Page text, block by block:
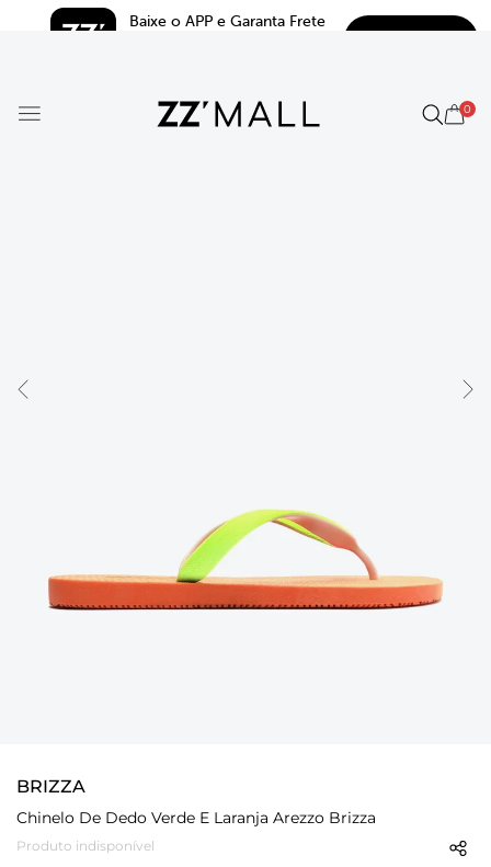
Baixe o APP e Garanta Frete
0
BRIZZA
Chinelo De Dedo Verde E Laranja Arezzo Brizza
Produto indisponível